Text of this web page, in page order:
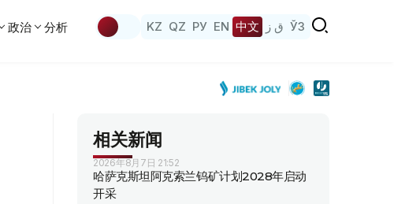
政治 分析 KZ QZ РУ EN 中文 ق ز ЎЗ
相关新闻
2026年8月7日 21:52
哈萨克斯坦阿克索兰钨矿计划2028年启动
开采